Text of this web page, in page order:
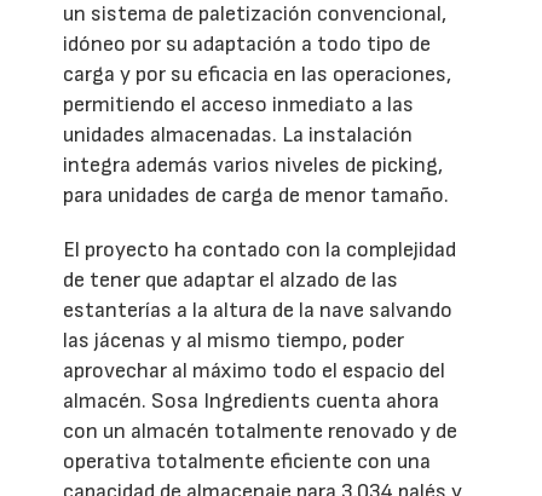
un sistema de paletización convencional,
idóneo por su adaptación a todo tipo de
carga y por su eficacia en las operaciones,
permitiendo el acceso inmediato a las
unidades almacenadas. La instalación
integra además varios niveles de picking,
para unidades de carga de menor tamaño.
El proyecto ha contado con la complejidad
de tener que adaptar el alzado de las
estanterías a la altura de la nave salvando
las jácenas y al mismo tiempo, poder
aprovechar al máximo todo el espacio del
almacén. Sosa Ingredients cuenta ahora
con un almacén totalmente renovado y de
operativa totalmente eficiente con una